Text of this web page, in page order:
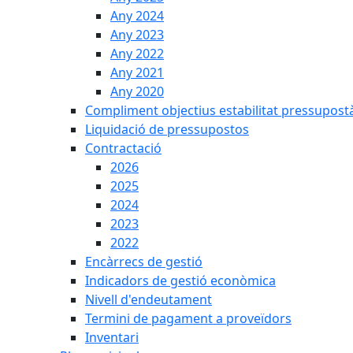
Any 2024
Any 2023
Any 2022
Any 2021
Any 2020
Compliment objectius estabilitat
Liquidació de pressupostos
Contractació
2026
2025
2024
2023
2022
Encàrrecs de gestió
Indicadors de gestió econòmica
Nivell d'endeutament
Termini de pagament a proveïdors
Inventari